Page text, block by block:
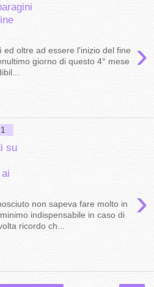
›
ed oltre ad essere l'inizio del fine
giorno di questo 4° mese
su
›
non sapeva fare molto in
indispensabile in caso di
ricordo ch...